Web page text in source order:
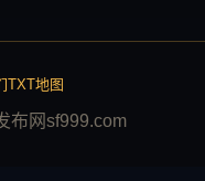
TXT地图
布网sf999.com